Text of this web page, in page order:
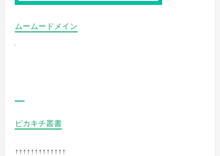
ムームードメイン
ピカキチ叢書
↑↑↑↑↑↑↑↑↑↑↑↑↑